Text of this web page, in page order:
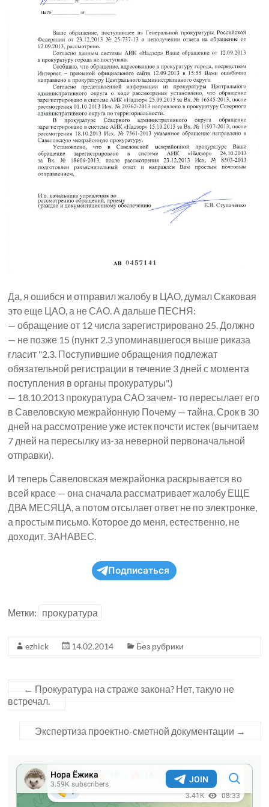
Да, я ошибся и отправил жалобу в ЦАО, думал Скаковая
это еще ЦАО, а не САО. А дальше ПЕСНЯ:
— обращение от 12 числа зарегистрировано 25. Должно
— не позже 15 (пункт 2.3 упоминавшегося выше риказа
гласит "2.3. Поступившие обращения подлежат
обязательной регистрации в течение 3 дней с момента
поступления в органы прокуратуры".)
— 18.10.2013 прокуратура САО зачем- то пересылает его
в Савеловскую межрайонную Почему — тайна. Срок в 30
дней на рассмотрение уже истек почсти истек (вычитаем
7 дней на пересылку из-за неверной первоначальной
отправки).
И теперь Савеловская межрайонка раскрывается во
всей красе — она сначала рассматривает жалобу ЕЩЕ
ДВА МЕСЯЦА, а потом отсылает ответ не по электронке,
а простым письмо. Которое до меня, естественно, не
доходит. ЗАНАВЕС.
Подписаться
Метки: прокуратура
ezhick 14.02.2014 Без рубрики
← Прокуратура на страже закона? Нет, такую не
встречал.
Экспертиза проектно-сметной документации →